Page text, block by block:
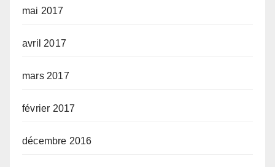
mai 2017
avril 2017
mars 2017
février 2017
décembre 2016